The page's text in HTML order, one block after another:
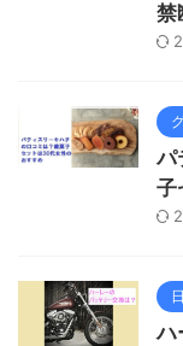
禁
パ
子
ハ